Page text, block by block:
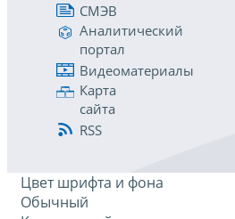
СМЭВ
Аналитический
портал
Видеоматериалы
Карта
сайта
RSS
Цвет шрифта и фона
Обычный